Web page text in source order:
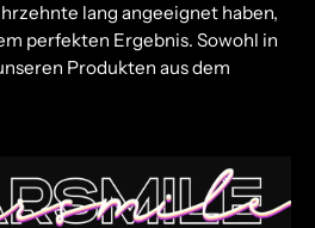
lang angeeignet haben,
perfekten Ergebnis. Sowohl in
Produkten aus dem